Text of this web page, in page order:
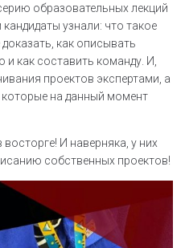
образовательных лекций
узнали: что такое
как описывать
как составить команду. И,
проектов экспертами, а
на данный момент
И наверняка, у них
собственных проектов!